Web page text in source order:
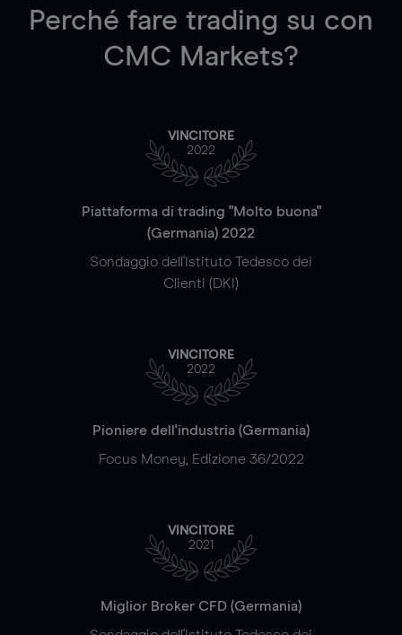
Perché fare trading su con
CMC Markets?
VINCITORE
2022
Piattaforma di trading "Molto buona"
(Germania) 2022
Sondaggio dell'Istituto Tedesco dei
Clienti (DKI)
VINCITORE
2022
Pioniere dell'industria (Germania)
Focus Money, Edizione 36/2022
VINCITORE
2021
Miglior Broker CFD (Germania)